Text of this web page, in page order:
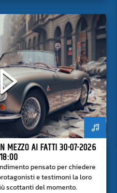
MEZZO AI FATTI 30-07-2026
18:00
pensato per chiedere
e testimoni la loro
scottanti del momento.